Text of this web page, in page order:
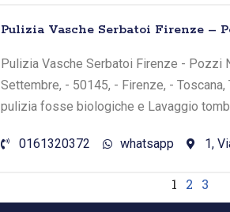
Pulizia Vasche Serbatoi Firenze –
Pulizia Vasche Serbatoi Firenze - Pozzi
Settembre, - 50145, - Firenze, -
pulizia fosse biologiche e Lavaggio
0161320372 whatsapp 1,
1 2 3